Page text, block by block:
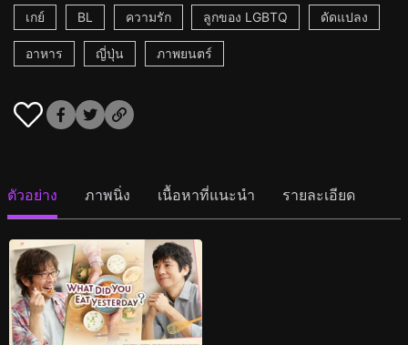
เกย์
BL ความรัก ลูกของ LGBTQ ดัดแปลง
อาหาร ญี่ปุ่น ภาพยนตร์
ตัวอย่าง ภาพนิ่ง เนื้อหาที่แนะนำ รายละเอียด